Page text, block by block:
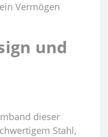
Vermögen
und
dieser
Stahl,